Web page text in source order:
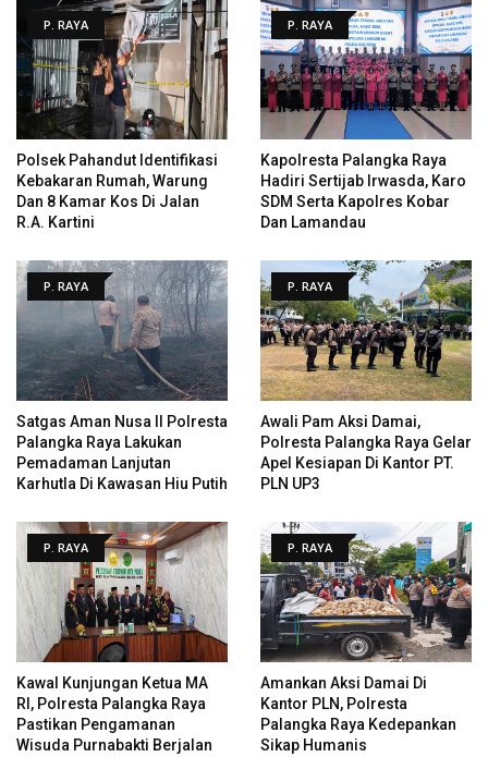
P. RAYA
Polsek Pahandut Identifikasi
Kebakaran Rumah, Warung
Dan 8 Kamar Kos Di Jalan
R.A. Kartini
P. RAYA
Kapolresta Palangka Raya
Hadiri Sertijab Irwasda, Karo
SDM Serta Kapolres Kobar
Dan Lamandau
P. RAYA
Satgas Aman Nusa II Polresta
Palangka Raya Lakukan
Pemadaman Lanjutan
Karhutla Di Kawasan Hiu Putih
P. RAYA
Awali Pam Aksi Damai,
Polresta Palangka Raya Gelar
Apel Kesiapan Di Kantor PT.
PLN UP3
P. RAYA
Kawal Kunjungan Ketua MA
RI, Polresta Palangka Raya
Pastikan Pengamanan
Wisuda Purnabakti Berjalan
P. RAYA
Amankan Aksi Damai Di
Kantor PLN, Polresta
Palangka Raya Kedepankan
Sikap Humanis